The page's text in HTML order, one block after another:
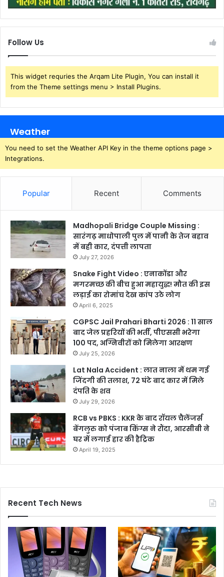
Follow Us
This widget requries the Arqam Lite Plugin, You can install it
from the Theme settings menu > Install Plugins.
Weather
You need to set the Weather API Key in the theme options page >
Integrations.
Popular Recent Comments
Madhopali Bridge Couple Missing :
सारंगढ़ माधोपाली पुल में पानी के तेज बहाव
में बही कार, दंपत्ती लापता
July 27, 2026
Snake Fight Video : एनाकोंडा और
मगरमच्छ की बीच हुआ महायुद्ध! मौत की इस
लड़ाई का रोमांच देख कांप उठे लोग
April 6, 2025
CGPSC Jail Prahari Bharti 2026 : 11 साल
बाद जेल प्रहरियों की भर्ती, पीएससी भरेगा
100 पद, अग्निवीरों को मिलेगा आरक्षण
July 25, 2026
Lat Nala Accident : लात नाला में थम गई
जिंदगी की तलाश, 72 घंटे बाद कार में मिले
दंपति के शव
July 29, 2026
RCB vs PBKS : KKR के बाद रॉयल चैलेंजर्स
बेंगलुरु को पंजाब किंग्स ने रौंदा, आरसीबी ने
घर में लगाई हार की हैट्रिक
April 19, 2025
Recent Tech News